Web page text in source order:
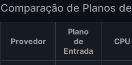
Comparação de Planos
Provedor
Plano
de
Entrada
CPU